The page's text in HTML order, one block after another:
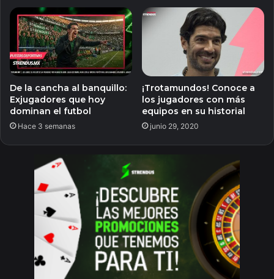
De la cancha al banquillo:
Exjugadores que hoy
dominan el futbol
Hace 3 semanas
¡Trotamundos! Conoce a
los jugadores con más
equipos en su historial
junio 29, 2020